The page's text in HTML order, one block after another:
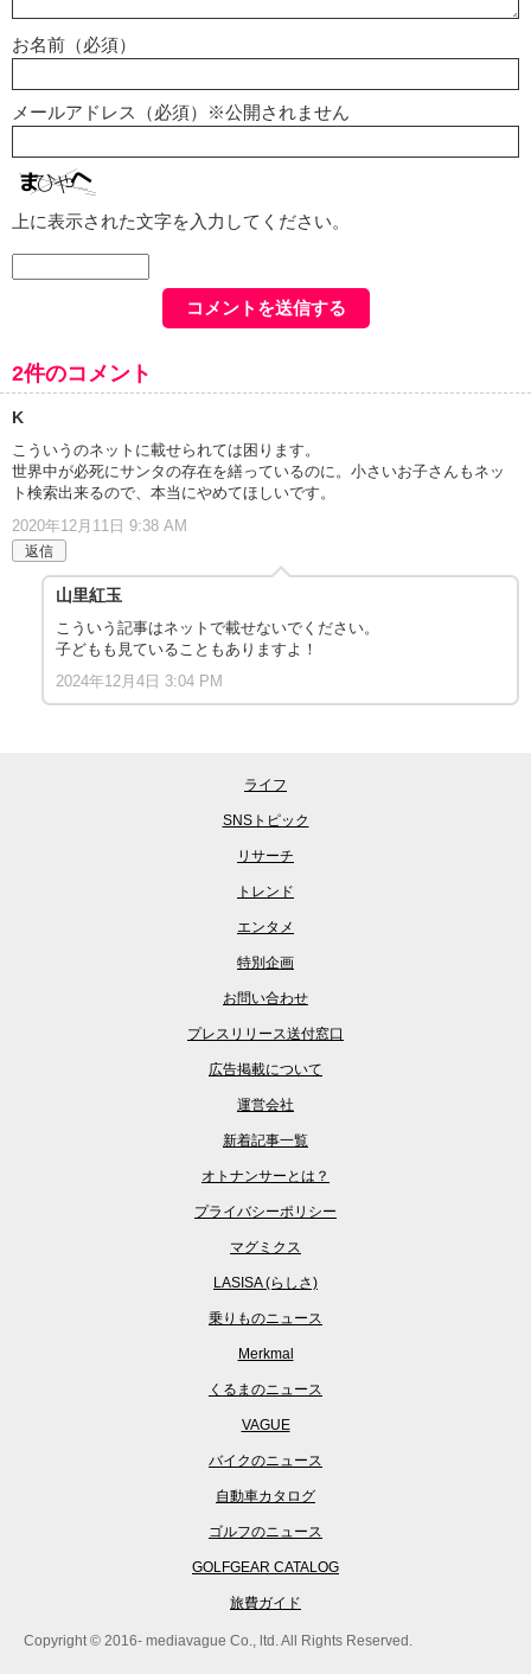
お名前（必須）
メールアドレス（必須）※公開されません
上に表示された文字を入力してください。
2件のコメント
K
こういうのネットに載せられては困ります。
世界中が必死にサンタの存在を繕っているのに。小さいお子さんもネッ
ト検索出来るので、本当にやめてほしいです。
2020年12月11日 9:38 AM
返信
山里紅玉
こういう記事はネットで載せないでください。
子どもも見ていることもありますよ！
2024年12月4日 3:04 PM
ライフ
SNSトピック
リサーチ
トレンド
エンタメ
特別企画
お問い合わせ
プレスリリース送付窓口
広告掲載について
運営会社
新着記事一覧
オトナンサーとは？
プライバシーポリシー
マグミクス
LASISA (らしさ)
乗りものニュース
Merkmal
くるまのニュース
VAGUE
バイクのニュース
自動車カタログ
ゴルフのニュース
GOLFGEAR CATALOG
旅費ガイド
Copyright © 2016- mediavague Co., ltd. All Rights Reserved.